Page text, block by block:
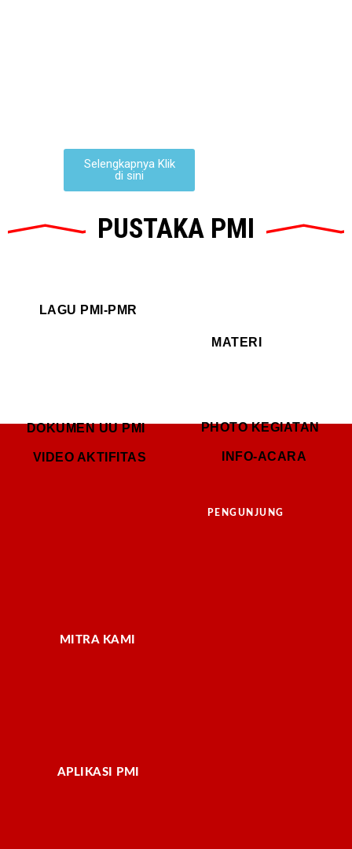
Selengkapnya Klik
di sini
PUSTAKA PMI
LAGU PMI-PMR
MATERI
DOKUMEN UU PMI PHOTO KEGIATAN
VIDEO AKTIFITAS INFO-ACARA
PENGUNJUNG
MITRA KAMI
APLIKASI PMI